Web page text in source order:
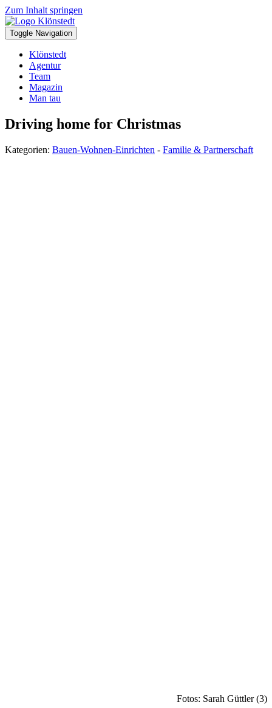
Zum Inhalt springen
Toggle Navigation
Klönstedt
Agentur
Team
Magazin
Man tau
Driving home for Christmas
Kategorien: Bauen-Wohnen-Einrichten - Familie & Partnerschaft
Fotos: Sarah Güttler (3)